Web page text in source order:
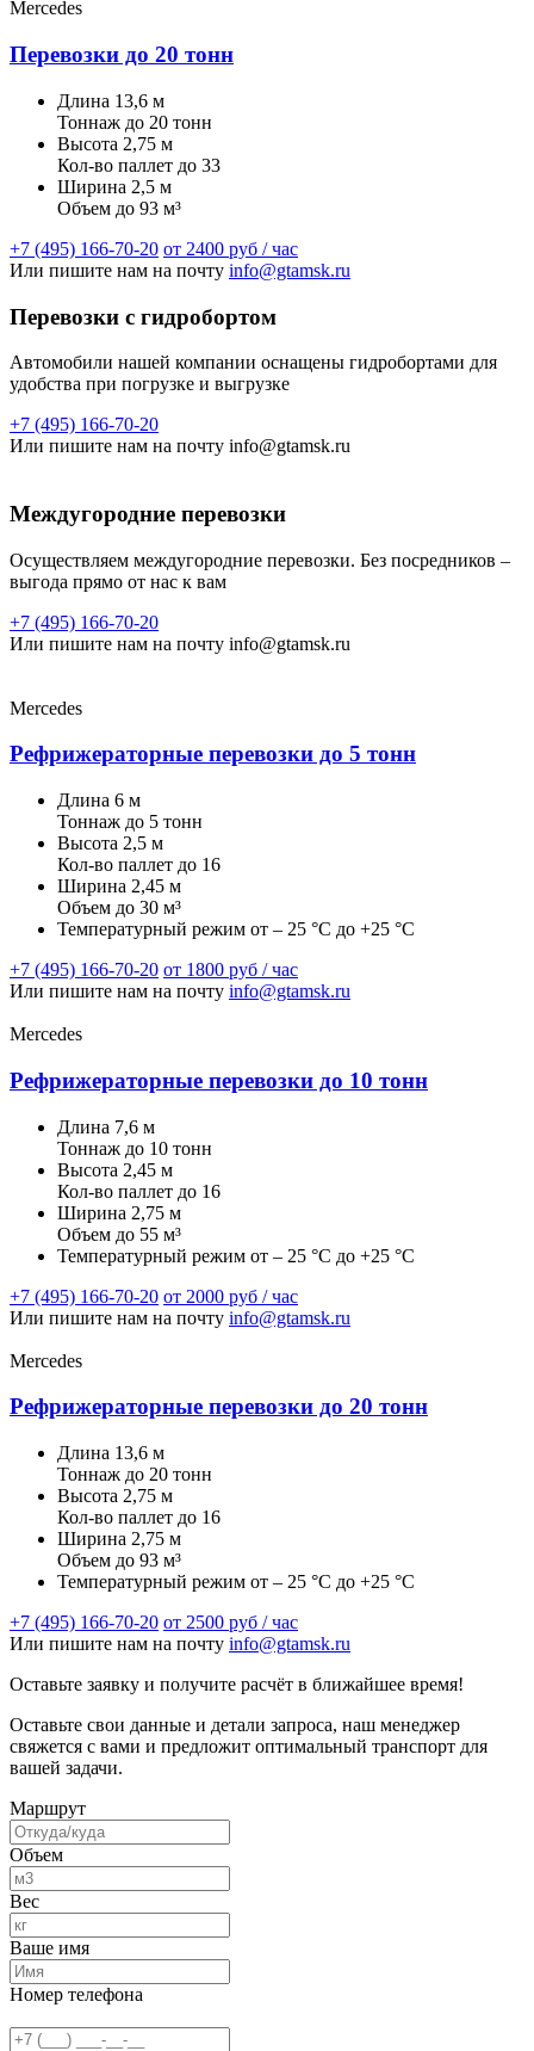
Mercedes
Перевозки до 20 тонн
Длина 13,6 м
Тоннаж до 20 тонн
Высота 2,75 м
Кол-во паллет до 33
Ширина 2,5 м
Объем до 93 м³
+7 (495) 166-70-20 от 2400 руб / час
Или пишите нам на почту info@gtamsk.ru
Перевозки с гидробортом
Автомобили нашей компании оснащены гидробортами для
удобства при погрузке и выгрузке
+7 (495) 166-70-20
Или пишите нам на почту info@gtamsk.ru
Междугородние перевозки
Осуществляем междугородние перевозки. Без посредников –
выгода прямо от нас к вам
+7 (495) 166-70-20
Или пишите нам на почту info@gtamsk.ru
Mercedes
Рефрижераторные перевозки до 5 тонн
Длина 6 м
Тоннаж до 5 тонн
Высота 2,5 м
Кол-во паллет до 16
Ширина 2,45 м
Объем до 30 м³
Температурный режим от – 25 °C до +25 °C
+7 (495) 166-70-20 от 1800 руб / час
Или пишите нам на почту info@gtamsk.ru
Mercedes
Рефрижераторные перевозки до 10 тонн
Длина 7,6 м
Тоннаж до 10 тонн
Высота 2,45 м
Кол-во паллет до 16
Ширина 2,75 м
Объем до 55 м³
Температурный режим от – 25 °C до +25 °C
+7 (495) 166-70-20 от 2000 руб / час
Или пишите нам на почту info@gtamsk.ru
Mercedes
Рефрижераторные перевозки до 20 тонн
Длина 13,6 м
Тоннаж до 20 тонн
Высота 2,75 м
Кол-во паллет до 16
Ширина 2,75 м
Объем до 93 м³
Температурный режим от – 25 °C до +25 °C
+7 (495) 166-70-20 от 2500 руб / час
Или пишите нам на почту info@gtamsk.ru
Оставьте заявку и получите расчёт в ближайшее время!
Оставьте свои данные и детали запроса, наш менеджер
свяжется с вами и предложит оптимальный транспорт для
вашей задачи.
Маршрут
Объем
Вес
Ваше имя
Номер телефона